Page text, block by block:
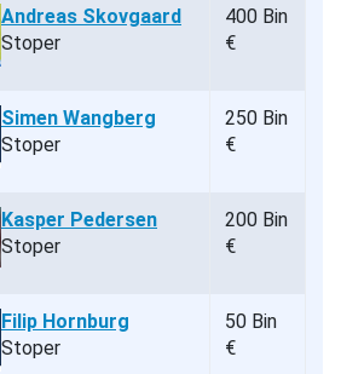
Andreas Skovgaard
Stoper
400 Bin
€
Simen Wangberg
Stoper
250 Bin
€
Kasper Pedersen
Stoper
200 Bin
€
Filip Hornburg
Stoper
50 Bin
€